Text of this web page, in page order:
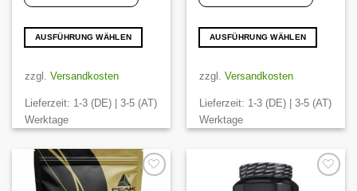
AUSFÜHRUNG WÄHLEN
Produkt
mehrere
Varianten
auf.
Die
Optionen
können
zzgl. Versandkosten
Lieferzeit: 1-3 (DE) | 3-5 (AT)
Werktage
AUSFÜHRUNG WÄHLEN
Produkt
mehrere
Varianten
auf.
zzgl. Versandkosten
Lieferzeit: 1-3 (DE) | 3-5 (AT)
Werktage
Auf die